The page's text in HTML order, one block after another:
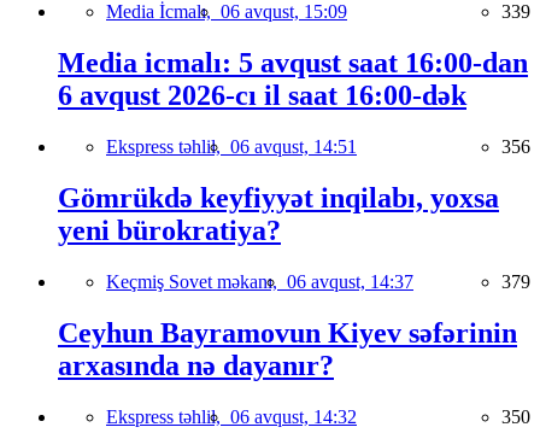
Media İcmalı, 06 avqust, 15:09 339
Media icmalı: 5 avqust saat 16:00-dan
6 avqust 2026-cı il saat 16:00-dək
Ekspress təhlil, 06 avqust, 14:51 356
Gömrükdə keyfiyyət inqilabı, yoxsa
yeni bürokratiya?
Keçmiş Sovet məkanı, 06 avqust, 14:37 379
Ceyhun Bayramovun Kiyev səfərinin
arxasında nə dayanır?
Ekspress təhlil, 06 avqust, 14:32 350